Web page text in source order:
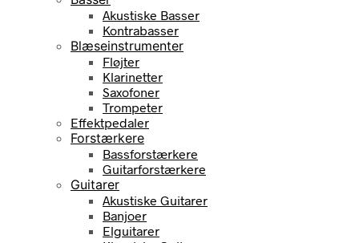
Akustiske Basser
Kontrabasser
Blæseinstrumenter
Fløjter
Klarinetter
Saxofoner
Trompeter
Effektpedaler
Forstærkere
Bassforstærkere
Guitarforstærkere
Guitarer
Akustiske Guitarer
Banjoer
Elguitarer